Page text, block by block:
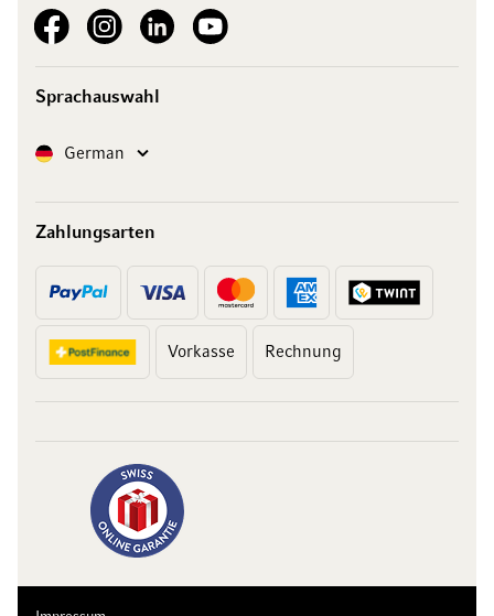
See our FacebookSee our Instagram account
See our LinkedInSee our YouTube channel
Sprachauswahl
SpracheGerman
Zahlungsarten
Vorkasse Rechnung
10 Franken
auf Ihren Einkauf
Abonnieren Sie unseren Newsletter und erhalten Sie exklusive